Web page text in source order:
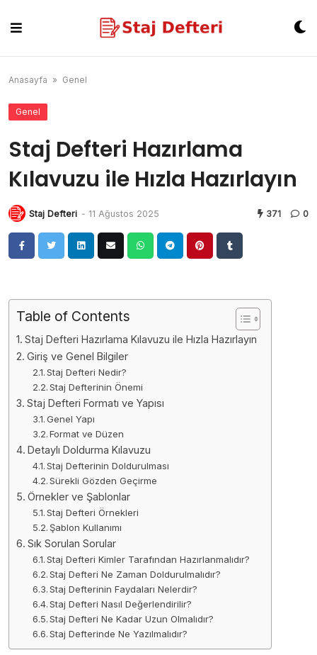
content
Anasayfa » Genel
Genel
Staj Defteri Hazırlama
Kılavuzu ile Hızla Hazırlayın
Staj Defteri - 11 Ağustos 2025 371 0
Table of Contents
Staj Defteri Hazırlama Kılavuzu ile Hızla Hazırlayın
Giriş ve Genel Bilgiler
Staj Defteri Nedir?
Staj Defterinin Önemi
Staj Defteri Formatı ve Yapısı
Genel Yapı
Format ve Düzen
Detaylı Doldurma Kılavuzu
Staj Defterinin Doldurulması
Sürekli Gözden Geçirme
Örnekler ve Şablonlar
Staj Defteri Örnekleri
Şablon Kullanımı
Sık Sorulan Sorular
Staj Defteri Kimler Tarafından Hazırlanmalıdır?
Staj Defteri Ne Zaman Doldurulmalıdır?
Staj Defterinin Faydaları Nelerdir?
Staj Defteri Nasıl Değerlendirilir?
Staj Defteri Ne Kadar Uzun Olmalıdır?
Staj Defterinde Ne Yazılmalıdır?